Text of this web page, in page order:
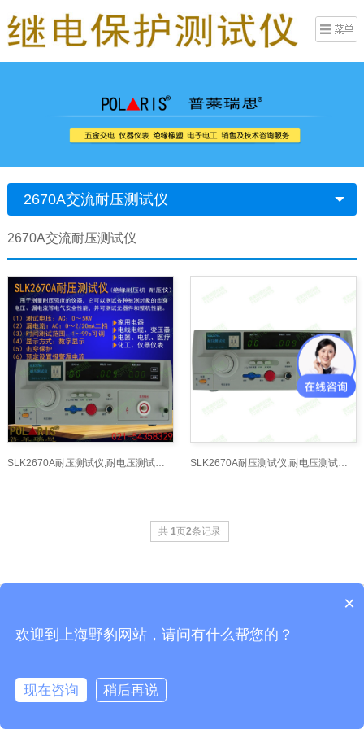
2670A交流耐压测试仪
2670A交流耐压测试仪
SLK2670A耐压测试仪,耐电压测试仪,耐压仪_短路接地 SLK2670A耐压测试仪,耐电压测试仪,耐压仪
共1页2条记录
沪ICP备10206185号-42
公司地址：上海市龙吴路1500号 全国服务电话:021-54358329 野豹官网
×
欢迎到上海野豹网站，请问有什么帮您的？
现在咨询
稍后再说
在线咨询